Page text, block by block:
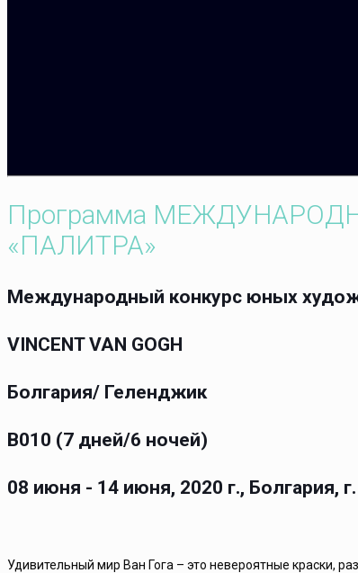
Программа
«ПАЛИТРА»
Международный конкурс юных
VINCENT VAN GOGH
Болгария/ Геленджик
B010 (7 дней/6 ночей)
08 июня - 14 июня, 2020 г., Болгария,
Удивительный мир Ван Гога – это невероятные краски,